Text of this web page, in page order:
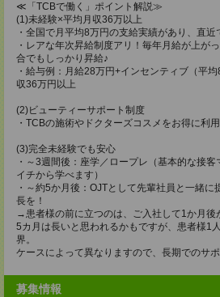
≪「TCBで働く」ポイント解説≫
(1)未経験×平均月収36万以上
・全国で月平均8万円の支給実績があり、直近
・レアな年次昇給制度アリ！毎年月給が上が
合でもしっかり昇給♪
・給与例：月給28万円+インセンティブ（平
収36万円以上
(2)ビューティーサポート制度
・TCBの施術やドクターズコスメをお得に利
(3)完全未経験でも安心
・～3週間後：座学／ロープレ（基本的な接客
イチから学べます）
・～約5か月後：OJTとして先輩社員と一緒
長を！
→患者様の前に立つのは、ご入社して1か月後
5カ月は長いと思われるかもですが、患者様1
界。
ケースによって異なりますので、長期でのサ
募集情報